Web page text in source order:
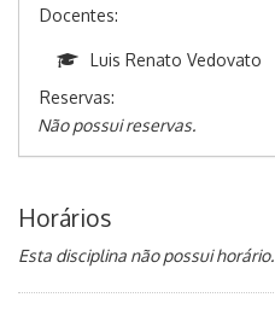
Docentes:
Luis Renato Vedovato
Reservas:
Não possui reservas.
Horários
Esta disciplina não possui horário.